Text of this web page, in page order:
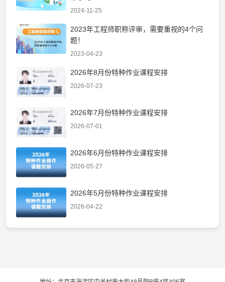
2024-11-25
2023年工程师职称评审，需要重视的4个问
题！
2023-04-23
2026年8月份特种作业课程安排
2026-07-23
2026年7月份特种作业课程安排
2026-07-01
2026年6月份特种作业课程安排
2026-05-27
2026年5月份特种作业课程安排
2026-04-22